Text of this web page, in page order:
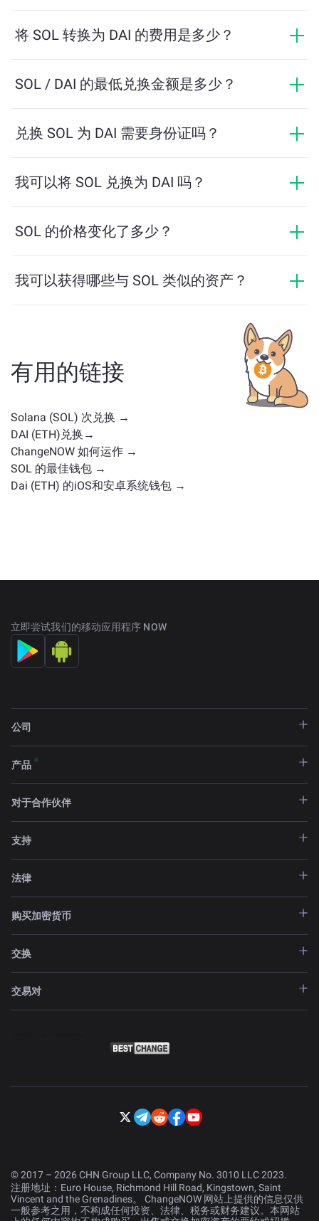
可获得的 DAI 数量。然后按照提示步骤完成交易即可。
将 SOL 转换为 DAI 的费用是多少？
ChangeNOW 提供具有竞争力的费率，没有隐藏费用，
SOL / DAI 的最低兑换金额是多少？
保顺利交易所需的最低金额。但在大多数情况下，最低
兑换 SOL 为 DAI 需要身份证吗？
匿名。然而，如果您登录ChangeNOW Pro并完成验证，
我可以将 SOL 兑换为 DAI 吗？
反之亦然。此外，ChangeNOW 还支持多链桥功能，用
SOL 的价格变化了多少？
我可以获得哪些与 SOL 类似的资产？
用代币、治理币或其他类型。常见的替代方案包括具有
类似用途或市场定位的其他加密货币。请查看主交换页
面
上所有可供兑换的资产。
有用的链接
Solana (SOL) 次兑换 →
DAI (ETH)兑换→
ChangeNOW 如何运作 →
SOL 的最佳钱包 →
Dai (ETH) 的iOS和安卓系统钱包 →
立即尝试我们的移动应用程序 NOW
公司
产品
对于合作伙伴
支持
法律
购买加密货币
交换
交易对
© 2017 – 2026 CHN Group LLC, Company No. 3010 LLC 2023.
注册地址：Euro House, Richmond Hill Road, Kingstown, Saint
Vincent and the Grenadines。 ChangeNOW 网站上提供的信息仅供
一般参考之用，不构成任何投资、法律、税务或财务建议。本网站